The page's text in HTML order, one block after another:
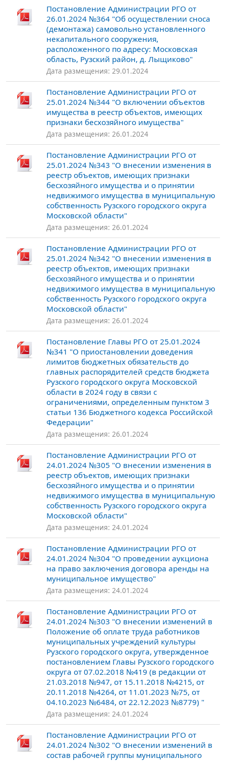
Постановление Администрации РГО от
26.01.2024 №364 "Об осуществлении сноса
(демонтажа) самовольно установленного
некапитального сооружения,
расположенного по адресу: Московская
область, Рузский район, д. Лыщиково"
Дата размещения: 29.01.2024
Постановление Администрации РГО от
25.01.2024 №344 "О включении объектов
имущества в реестр объектов, имеющих
признаки бесхозяйного имущества"
Дата размещения: 26.01.2024
Постановление Администрации РГО от
25.01.2024 №343 "О внесении изменения в
реестр объектов, имеющих признаки
бесхозяйного имущества и о принятии
недвижимого имущества в муниципальную
собственность Рузского городского округа
Московской области"
Дата размещения: 26.01.2024
Постановление Администрации РГО от
25.01.2024 №342 "О внесении изменения в
реестр объектов, имеющих признаки
бесхозяйного имущества и о принятии
недвижимого имущества в муниципальную
собственность Рузского городского округа
Московской области"
Дата размещения: 26.01.2024
Постановление Главы РГО от 25.01.2024
№341 "О приостановлении доведения
лимитов бюджетных обязательств до
главных распорядителей средств бюджета
Рузского городского округа Московской
области в 2024 году в связи с
ограничениями, определенным пунктом 3
статьи 136 Бюджетного кодекса Российской
Федерации"
Дата размещения: 26.01.2024
Постановление Администрации РГО от
24.01.2024 №305 "О внесении изменения в
реестр объектов, имеющих признаки
бесхозяйного имущества и о принятии
недвижимого имущества в муниципальную
собственность Рузского городского округа
Московской области"
Дата размещения: 24.01.2024
Постановление Администрации РГО от
24.01.2024 №304 "О проведении аукциона
на право заключения договора аренды на
муниципальное имущество"
Дата размещения: 24.01.2024
Постановление Администрации РГО от
24.01.2024 №303 "О внесении изменений в
Положение об оплате труда работников
муниципальных учреждений культуры
Рузского городского округа, утвержденное
постановлением Главы Рузского городского
округа от 07.02.2018 №419 (в редакции от
21.03.2018 №947, от 15.11.2018 №4215, от
20.11.2018 №4264, от 11.01.2023 №75, от
04.10.2023 №6484, от 22.12.2023 №8779) "
Дата размещения: 24.01.2024
Постановление Администрации РГО от
24.01.2024 №302 "О внесении изменений в
состав рабочей группы муниципального